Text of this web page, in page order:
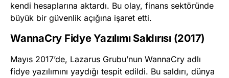
kendi hesaplarına aktardı. Bu olay, finans sektöründe
büyük bir güvenlik açığına işaret etti.
WannaCry Fidye Yazılımı Saldırısı (2017)
Mayıs 2017’de, Lazarus Grubu’nun WannaCry adlı
fidye yazılımını yaydığı tespit edildi. Bu saldırı, dünya